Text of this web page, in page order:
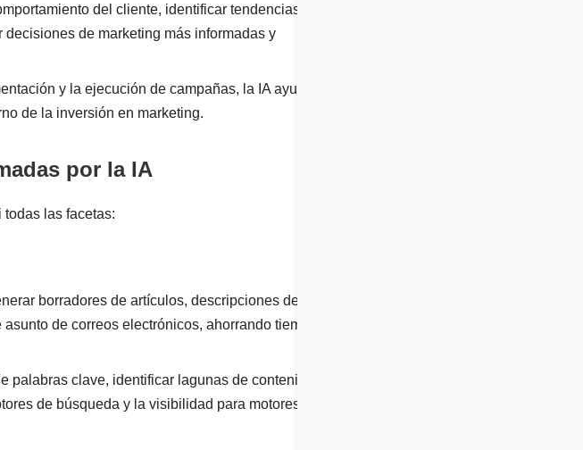
del cliente, identificar tendencias
de marketing más informadas y
y la ejecución de campañas, la IA ayuda a
de la inversión en marketing.
por la IA
todas las facetas:
borradores de artículos, descripciones de
de correos electrónicos, ahorrando tiempo y
palabras clave, identificar lagunas de contenido y
de búsqueda y la visibilidad para motores de